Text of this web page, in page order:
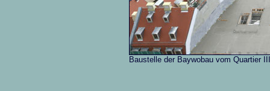
Baustelle der Baywobau vom Quartier III